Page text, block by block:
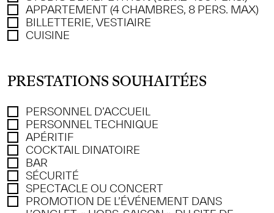
APPARTEMENT (4 CHAMBRES, 8 PERS. MAX)
BILLETTERIE, VESTIAIRE
CUISINE
PRESTATIONS SOUHAITÉES
PERSONNEL D’ACCUEIL
PERSONNEL TECHNIQUE
APÉRITIF
COCKTAIL DINATOIRE
BAR
SÉCURITÉ
SPECTACLE OU CONCERT
PROMOTION DE L’ÉVÉNEMENT DANS